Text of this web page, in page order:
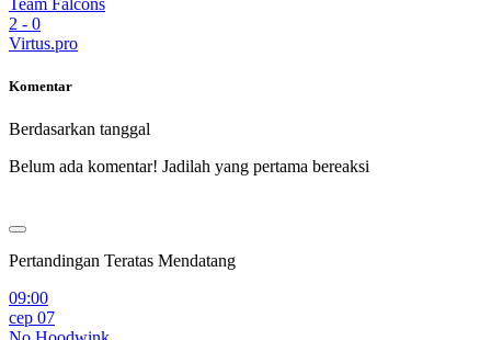
2 - 0
Virtus.pro
Komentar
Berdasarkan tanggal
Belum ada komentar! Jadilah yang pertama bereaksi
Pertandingan Teratas Mendatang
09:00
сер 07